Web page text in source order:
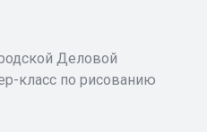
Деловой
класс по рисованию